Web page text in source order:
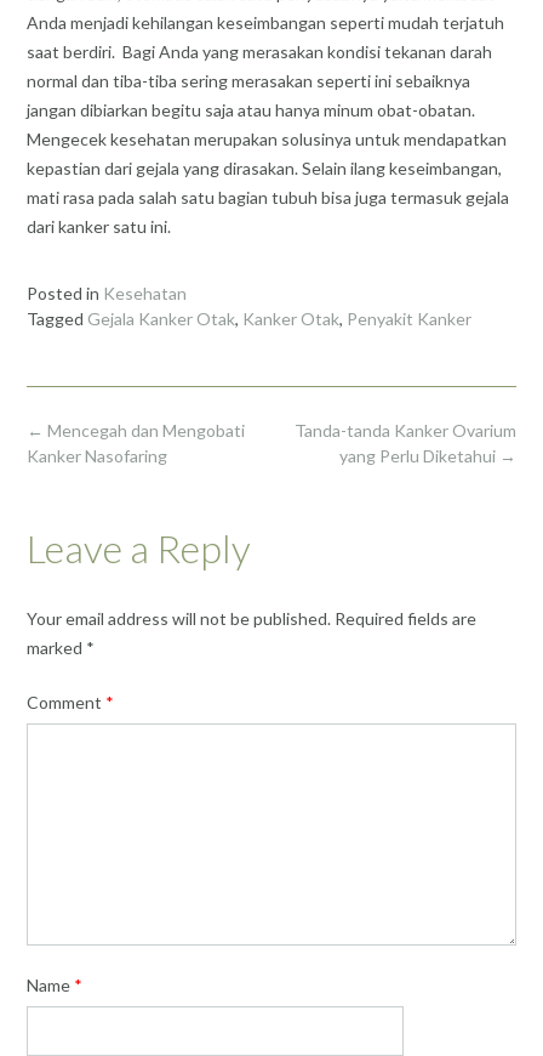
Anda menjadi kehilangan keseimbangan seperti mudah terjatuh
saat berdiri. Bagi Anda yang merasakan kondisi tekanan darah
normal dan tiba-tiba sering merasakan seperti ini sebaiknya
jangan dibiarkan begitu saja atau hanya minum obat-obatan.
Mengecek kesehatan merupakan solusinya untuk mendapatkan
kepastian dari gejala yang dirasakan. Selain ilang keseimbangan,
mati rasa pada salah satu bagian tubuh bisa juga termasuk gejala
dari kanker satu ini.
Posted in Kesehatan
Tagged Gejala Kanker Otak, Kanker Otak, Penyakit Kanker
Post
navigation
Tanda-tanda Kanker Ovarium
yang Perlu Diketahui →
← Mencegah dan Mengobati
Kanker Nasofaring
Leave a Reply
Your email address will not be published. Required fields are
marked *
Comment *
Name *